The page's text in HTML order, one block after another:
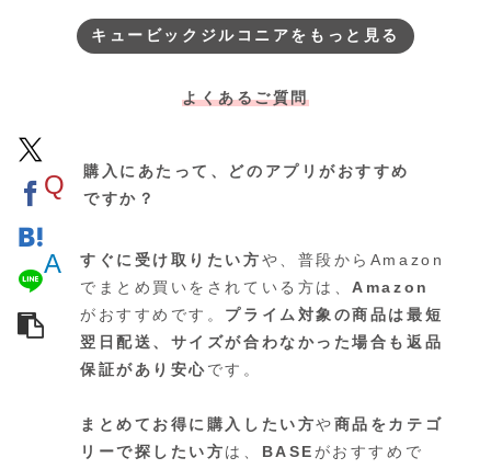
キュービックジルコニアをもっと見る
よくあるご質問
Q
購入にあたって、どのアプリがおすすめ
ですか？
A すぐに受け取りたい方や、普段からAmazon
でまとめ買いをされている方は、 Amazon
がおすすめです。 プライム対象の商品は最短
翌日配送、サイズが合わなかった場合も返品
保証があり安心です。
まとめてお得に購入したい方や商品をカテゴ
リーで探したい方は、 BASE がおすすめで